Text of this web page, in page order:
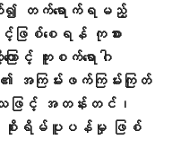
၍ တက်ရောက်ရမည့်
စ်စေရန် ကုစား
ာင့် ကူးစက်ရောဂါ
အကြမ်းဖက်ကြမ်းကြုတ်
တက်ရသဖြင့် အတန်းတင်၊
ကို စိုးရိမ်ပူပန်မှု ဖြစ်